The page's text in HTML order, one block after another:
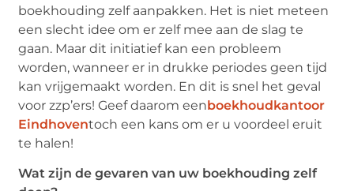
boekhouding zelf aanpakken. Het is niet meteen
een slecht idee om er zelf mee aan de slag te
gaan. Maar dit initiatief kan een probleem
worden, wanneer er in drukke periodes geen tijd
kan vrijgemaakt worden. En dit is snel het geval
voor zzp’ers! Geef daarom eenboekhoudkantoor
Eindhoventoch een kans om er u voordeel eruit
te halen!
Wat zijn de gevaren van uw boekhouding zelf